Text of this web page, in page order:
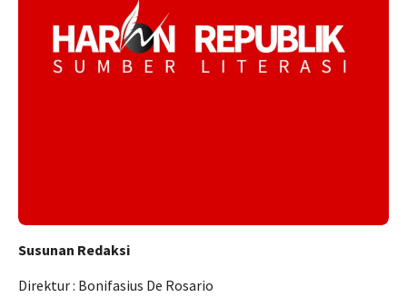
Susunan Redaksi
Direktur : Bonifasius De Rosario